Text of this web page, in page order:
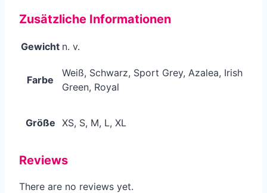
Zusätzliche Informationen
Gewicht n. v.
Farbe
Weiß, Schwarz, Sport Grey, Azalea, Irish
Green, Royal
Größe XS, S, M, L, XL
Reviews
There are no reviews yet.